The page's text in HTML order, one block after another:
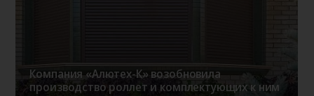
Компания «Алютех-К» возобновила
производство роллет и комплектующих к ним